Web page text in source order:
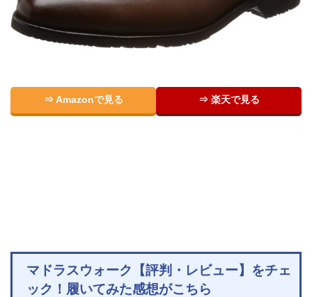
⇒ Amazonで見る ⇒ 楽天で見る
マドラスウォーク【評判・レビュー】をチェ
ック！履いてみた感想がこちら